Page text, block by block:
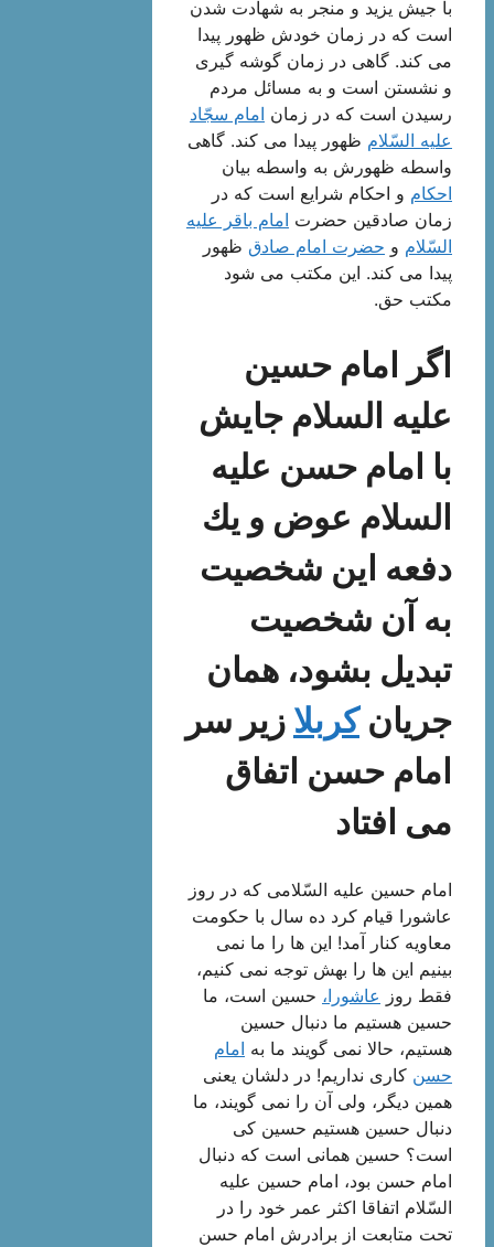
با جیش یزید و منجر به شهادت شدن
است كه در زمان خودش ظهور پیدا
می كند. گاهی در زمان گوشه گیری
و نشستن است و به مسائل مردم
رسیدن است كه در زمانامام سجّاد
علیه السّلامظهور پیدا می كند. گاهی
واسطه ظهورش به واسطه بیان
احكامو احكام شرایع است كه در
زمان صادقین حضرتامام باقر علیه
السّلاموحضرت امام صادقظهور
پیدا می كند. این مكتب می شود
مكتب حق.
اگر امام حسین
علیه السلام جایش
با امام حسن علیه
السلام عوض و یك
دفعه این شخصیت
به آن شخصیت
تبدیل بشود، همان
جریان كربلازیر سر
امام حسن اتفاق
می افتاد
امام حسین علیه السّلامی كه در روز
عاشورا قیام كرد ده سال با حكومت
معاویه كنار آمد! این ها را ما نمی
بینیم این ها را بهش توجه نمی كنیم،
فقط روز عاشورا، حسین است، ما
حسین هستیم ما دنبال حسین
هستیم، حالا نمی گویند ما بهامام
حسنكاری نداریم! در دلشان یعنی
همین دیگر، ولی آن را نمی گویند، ما
دنبال حسین هستیم حسین كی
است؟ حسین همانی است كه دنبال
امام حسن بود، امام حسین علیه
السّلام اتفاقا اكثر عمر خود را در
تحت متابعت از برادرش امام حسن